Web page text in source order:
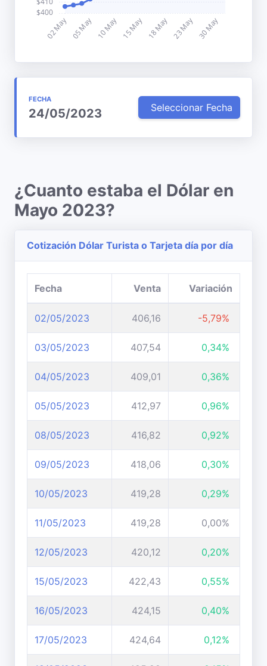
FECHA
24/05/2023 Seleccionar Fecha
¿Cuanto estaba el Dólar en
Mayo 2023?
Cotización Dólar Turista o Tarjeta día por día
Fecha Venta Variación
02/05/2023 406,16 -5,79%
03/05/2023 407,54 0,34%
04/05/2023 409,01 0,36%
05/05/2023 412,97 0,96%
08/05/2023 416,82 0,92%
09/05/2023 418,06 0,30%
10/05/2023 419,28 0,29%
11/05/2023 419,28 0,00%
12/05/2023 420,12 0,20%
15/05/2023 422,43 0,55%
16/05/2023 424,15 0,40%
17/05/2023 424,64 0,12%